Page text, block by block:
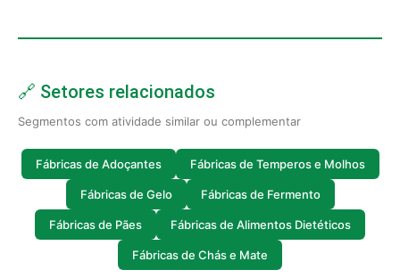
🔗 Setores relacionados
Segmentos com atividade similar ou complementar
Fábricas de Adoçantes Fábricas de Temperos e Molhos
Fábricas de Gelo Fábricas de Fermento
Fábricas de Pães Fábricas de Alimentos Dietéticos
Fábricas de Chás e Mate